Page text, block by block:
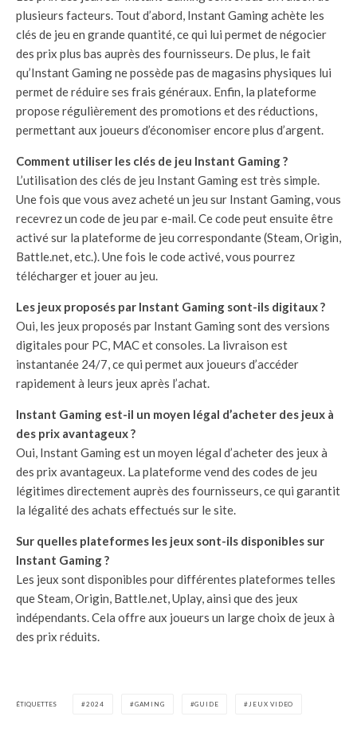
plusieurs facteurs. Tout d’abord, Instant Gaming achète les
clés de jeu en grande quantité, ce qui lui permet de négocier
des prix plus bas auprès des fournisseurs. De plus, le fait
qu’Instant Gaming ne possède pas de magasins physiques lui
permet de réduire ses frais généraux. Enfin, la plateforme
propose régulièrement des promotions et des réductions,
permettant aux joueurs d’économiser encore plus d’argent.
Comment utiliser les clés de jeu Instant Gaming ?
L’utilisation des clés de jeu Instant Gaming est très simple.
Une fois que vous avez acheté un jeu sur Instant Gaming, vous
recevrez un code de jeu par e-mail. Ce code peut ensuite être
activé sur la plateforme de jeu correspondante (Steam, Origin,
Battle.net, etc.). Une fois le code activé, vous pourrez
télécharger et jouer au jeu.
Les jeux proposés par Instant Gaming sont-ils digitaux ?
Oui, les jeux proposés par Instant Gaming sont des versions
digitales pour PC, MAC et consoles. La livraison est
instantanée 24/7, ce qui permet aux joueurs d’accéder
rapidement à leurs jeux après l’achat.
Instant Gaming est-il un moyen légal d’acheter des jeux à
des prix avantageux ?
Oui, Instant Gaming est un moyen légal d’acheter des jeux à
des prix avantageux. La plateforme vend des codes de jeu
légitimes directement auprès des fournisseurs, ce qui garantit
la légalité des achats effectués sur le site.
Sur quelles plateformes les jeux sont-ils disponibles sur
Instant Gaming ?
Les jeux sont disponibles pour différentes plateformes telles
que Steam, Origin, Battle.net, Uplay, ainsi que des jeux
indépendants. Cela offre aux joueurs un large choix de jeux à
des prix réduits.
ÉTIQUETTES 2024 GAMING GUIDE JEUX VIDEO